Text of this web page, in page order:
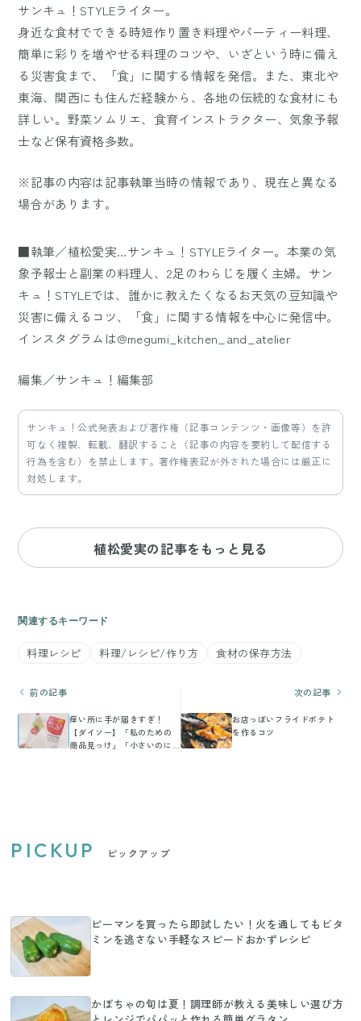
サンキュ！STYLEライター。
身近な食材でできる時短作り置き料理やパーティー料理、
簡単に彩りを増やせる料理のコツや、いざという時に備え
る災害食まで、「食」に関する情報を発信。また、東北や
東海、関西にも住んだ経験から、各地の伝統的な食材にも
詳しい。野菜ソムリエ、食育インストラクター、気象予報
士など保有資格多数。
※記事の内容は記事執筆当時の情報であり、現在と異なる
場合があります。
■執筆／植松愛実…サンキュ！STYLEライター。本業の気
象予報士と副業の料理人、2足のわらじを履く主婦。サン
キュ！STYLEでは、誰かに教えたくなるお天気の豆知識や
災害に備えるコツ、「食」に関する情報を中心に発信中。
インスタグラムは@megumi_kitchen_and_atelier
編集／サンキュ！編集部
サンキュ！公式発表および著作権（記事コンテンツ・画像等）を許
可なく複製、転載、翻訳すること（記事の内容を要約して配信する
行為を含む）を禁止します。著作権表記が外された場合には厳正に
対処します。
植松愛実の記事をもっと見る
関連するキーワード
料理レシピ 料理/レシピ/作り方 食材の保存方法
前の記事
痒い所に手が届きすぎ！
【ダイソー】「私のための
商品見っけ」「小さいのに
次の記事
お店っぽいフライドポテト
を作るコツ
PICKUP ピックアップ
ピーマンを買ったら即試したい！火を通してもビタ
ミンを逃さない手軽なスピードおかずレシピ
かぼちゃの旬は夏！調理師が教える美味しい選び方